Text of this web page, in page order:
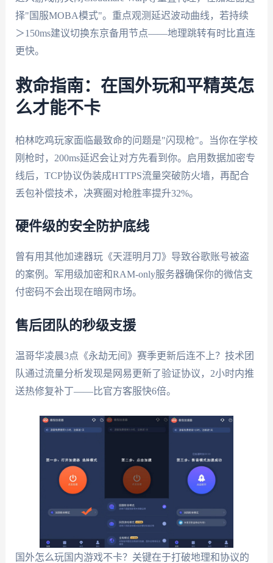
择"国服MOBA模式"。重点观测延迟波动曲线，若持续
＞150ms建议切换东京备用节点——地理跳转有时比直连
更快。
救命指南：在国外玩和平精英怎
么才能不卡
柏林吃鸡玩家面临最致命的问题是"闪现枪"。当你在学校
刚枪时，200ms延迟会让对方先看到你。启用数据加密专
线后，TCP协议伪装成HTTPS流量突破防火墙，再配合
丢包补偿技术，决赛圈对枪胜率提升32%。
硬件级的安全防护底线
曾有用其他加速器玩《天涯明月刀》导致谷歌账号被盗
的案例。军用级加密和RAM-only服务器确保你的微信支
付密码不会出现在暗网市场。
售后团队的秒级支援
温哥华凌晨3点《永劫无间》赛季更新后连不上？技术团
队通过流量分析发现是网易更新了验证协议，2小时内推
送热修复补丁——比官方客服快6倍。
国外怎么玩国内游戏不卡？关键在于打破地理和协议的